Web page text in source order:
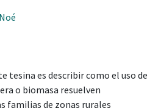
tesina es describir como el uso de
o biomasa resuelven
familias de zonas rurales